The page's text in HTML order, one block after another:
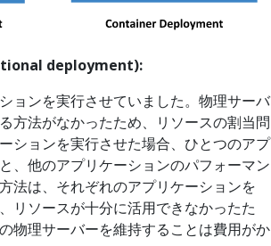
deployment):
ョンを実行させていました。物理サーバ
方法がなかったため、リソースの割当問
ションを実行させた場合、ひとつのアプ
、他のアプリケーションのパフォーマン
法は、それぞれのアプリケーションを
リソースが十分に活用できなかったた
物理サーバーを維持することは費用がか